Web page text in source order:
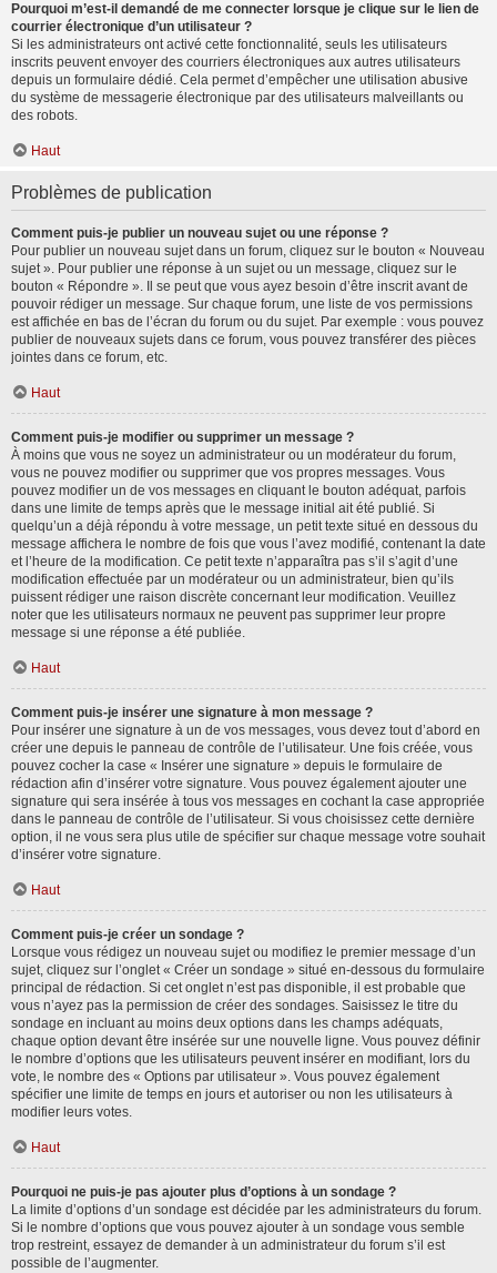
Pourquoi m’est-il demandé de me connecter lorsque je clique sur le lien de
courrier électronique d’un utilisateur ?
Si les administrateurs ont activé cette fonctionnalité, seuls les utilisateurs
inscrits peuvent envoyer des courriers électroniques aux autres utilisateurs
depuis un formulaire dédié. Cela permet d’empêcher une utilisation abusive
du système de messagerie électronique par des utilisateurs malveillants ou
des robots.
Haut
Problèmes de publication
Comment puis-je publier un nouveau sujet ou une réponse ?
Pour publier un nouveau sujet dans un forum, cliquez sur le bouton « Nouveau
sujet ». Pour publier une réponse à un sujet ou un message, cliquez sur le
bouton « Répondre ». Il se peut que vous ayez besoin d’être inscrit avant de
pouvoir rédiger un message. Sur chaque forum, une liste de vos permissions
est affichée en bas de l’écran du forum ou du sujet. Par exemple : vous pouvez
publier de nouveaux sujets dans ce forum, vous pouvez transférer des pièces
jointes dans ce forum, etc.
Haut
Comment puis-je modifier ou supprimer un message ?
À moins que vous ne soyez un administrateur ou un modérateur du forum,
vous ne pouvez modifier ou supprimer que vos propres messages. Vous
pouvez modifier un de vos messages en cliquant le bouton adéquat, parfois
dans une limite de temps après que le message initial ait été publié. Si
quelqu’un a déjà répondu à votre message, un petit texte situé en dessous du
message affichera le nombre de fois que vous l’avez modifié, contenant la date
et l’heure de la modification. Ce petit texte n’apparaîtra pas s’il s’agit d’une
modification effectuée par un modérateur ou un administrateur, bien qu’ils
puissent rédiger une raison discrète concernant leur modification. Veuillez
noter que les utilisateurs normaux ne peuvent pas supprimer leur propre
message si une réponse a été publiée.
Haut
Comment puis-je insérer une signature à mon message ?
Pour insérer une signature à un de vos messages, vous devez tout d’abord en
créer une depuis le panneau de contrôle de l’utilisateur. Une fois créée, vous
pouvez cocher la case « Insérer une signature » depuis le formulaire de
rédaction afin d’insérer votre signature. Vous pouvez également ajouter une
signature qui sera insérée à tous vos messages en cochant la case appropriée
dans le panneau de contrôle de l’utilisateur. Si vous choisissez cette dernière
option, il ne vous sera plus utile de spécifier sur chaque message votre souhait
d’insérer votre signature.
Haut
Comment puis-je créer un sondage ?
Lorsque vous rédigez un nouveau sujet ou modifiez le premier message d’un
sujet, cliquez sur l’onglet « Créer un sondage » situé en-dessous du formulaire
principal de rédaction. Si cet onglet n’est pas disponible, il est probable que
vous n’ayez pas la permission de créer des sondages. Saisissez le titre du
sondage en incluant au moins deux options dans les champs adéquats,
chaque option devant être insérée sur une nouvelle ligne. Vous pouvez définir
le nombre d’options que les utilisateurs peuvent insérer en modifiant, lors du
vote, le nombre des « Options par utilisateur ». Vous pouvez également
spécifier une limite de temps en jours et autoriser ou non les utilisateurs à
modifier leurs votes.
Haut
Pourquoi ne puis-je pas ajouter plus d’options à un sondage ?
La limite d’options d’un sondage est décidée par les administrateurs du forum.
Si le nombre d’options que vous pouvez ajouter à un sondage vous semble
trop restreint, essayez de demander à un administrateur du forum s’il est
possible de l’augmenter.